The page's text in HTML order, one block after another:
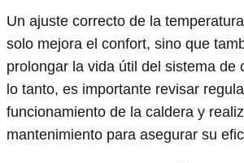
Un ajuste correcto de la
solo mejora el confort, sino que
prolongar la vida útil del sistema de
lo tanto, es importante revisar
funcionamiento de la caldera y
mantenimiento para asegurar su